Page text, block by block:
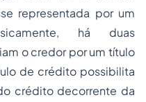
representada por um
há duas
o credor por um título
de crédito possibilita
crédito decorrente da